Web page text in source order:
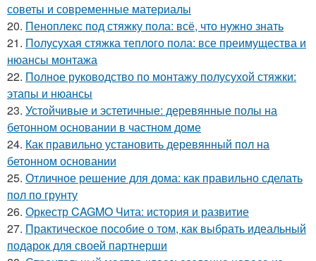
советы и современные материалы
20. Пеноплекс под стяжку пола: всё, что нужно знать
21. Полусухая стяжка теплого пола: все преимущества и
нюансы монтажа
22. Полное руководство по монтажу полусухой стяжки:
этапы и нюансы
23. Устойчивые и эстетичные: деревянные полы на
бетонном основании в частном доме
24. Как правильно установить деревянный пол на
бетонном основании
25. Отличное решение для дома: как правильно сделать
пол по грунту
26. Оркестр CAGMO Чита: история и развитие
27. Практическое пособие о том, как выбрать идеальный
подарок для своей партнерши